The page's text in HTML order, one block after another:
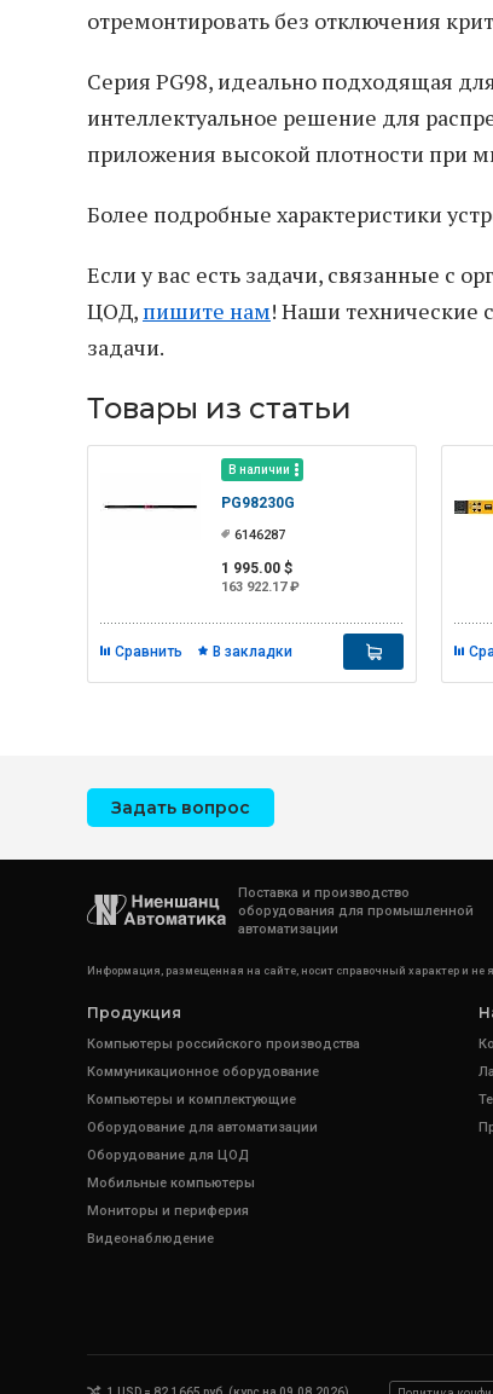
отремонтировать без отключения
Серия PG98, идеально подходящая
интеллектуальное решение для
приложения высокой плотности при
Более подробные характеристики
Если у вас есть задачи, связанные с
ЦОД, пишите нам! Наши технические
задачи.
Товары из статьи
В наличии
PG98230G
6146287
1 995.00 $
163 922.17 ₽
Сравнить В закладки
Задать вопрос
Поставка и производство
оборудования для промышленной
автоматизации
Информация, размещенная на сайте, носит справочный характер и не
Продукция
Компьютеры российского производства
Коммуникационное оборудование
Компьютеры и комплектующие
Оборудование для автоматизации
Оборудование для ЦОД
Мобильные компьютеры
Мониторы и периферия
Видеонаблюдение